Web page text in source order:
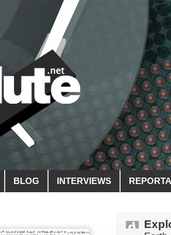
BLOG INTERVIEWS